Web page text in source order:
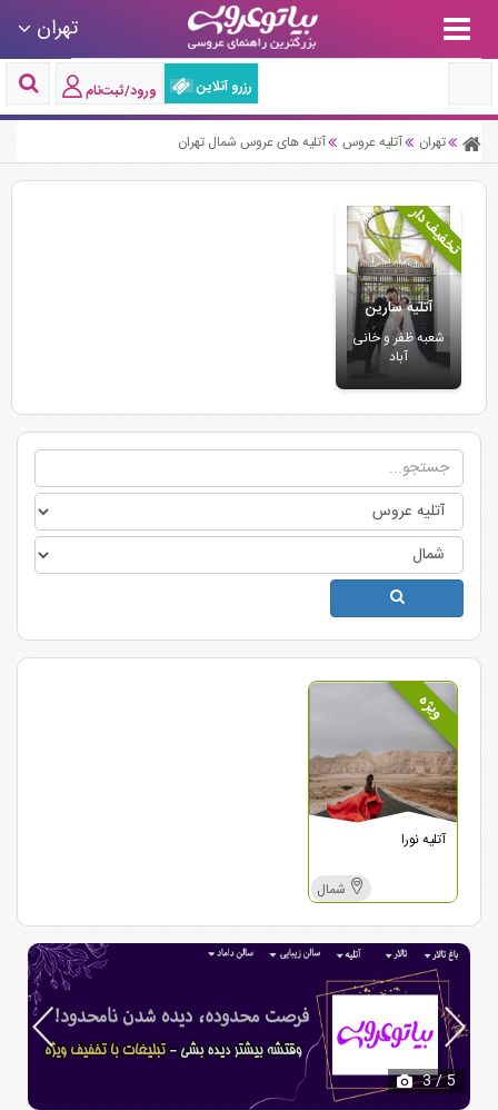
تهران
رزرو آنلاین ورود/ثبت‌نام
تهران آتلیه عروس آتلیه های عروس شمال تهران
تخفیف دار
آتلیه سارین
شعبه ظفر و خانی
آباد
ویژه
آتلیه نورا
شمال
4/ 5